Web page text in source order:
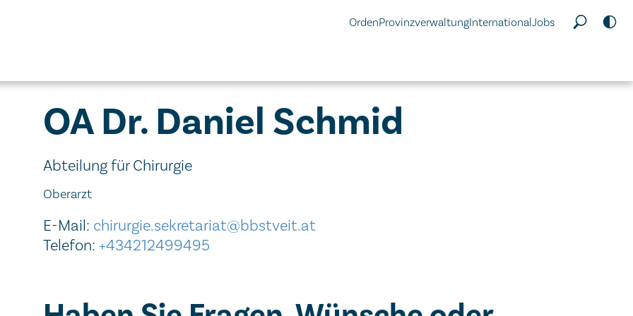
OrdenProvinzverwaltungInternationalJobs
OA Dr. Daniel Schmid
Abteilung für Chirurgie
Oberarzt
E-Mail: chirurgie.sekretariat@bbstveit.at
Telefon: +434212499495